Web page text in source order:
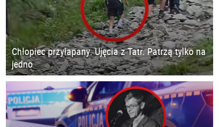
Chłopiec przyłapany. Ujęcia z Tatr. Patrzą tylko na
jedno